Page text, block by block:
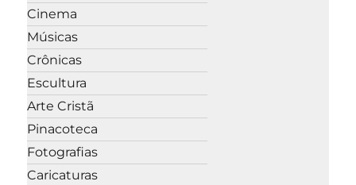
Cinema
Músicas
Crônicas
Escultura
Arte Cristã
Pinacoteca
Fotografias
Caricaturas